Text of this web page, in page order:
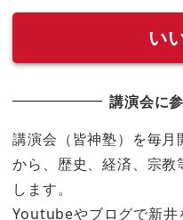
い
講演会に
講演会（皆神塾）を毎
から、歴史、経済、宗
します。
Youtubeやブログで新井